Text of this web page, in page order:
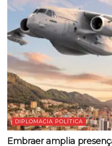
DIPLOMACIA POLÍTICA
Embraer amplia